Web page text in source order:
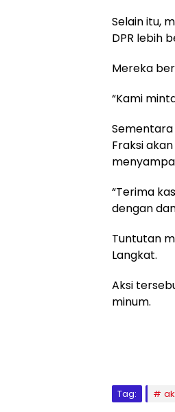
Selain itu,
DPR lebih
Mereka
“Kami
Sementara
Fraksi
“Terima
dengan
Tuntutan
Langkat.
Aksi
minum.
Tag: